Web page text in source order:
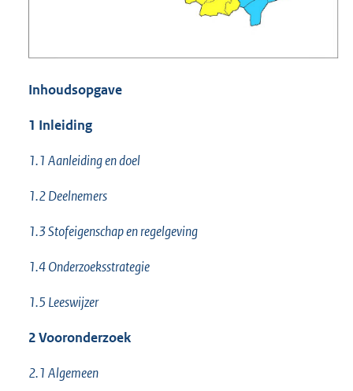
Inhoudsopgave
1 Inleiding
1.1 Aanleiding en doel
1.2 Deelnemers
1.3 Stofeigenschap en regelgeving
1.4 Onderzoeksstrategie
1.5 Leeswijzer
2 Vooronderzoek
2.1 Algemeen